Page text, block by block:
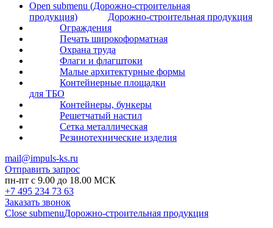
Open submenu (Дорожно-строительная
продукция)
Дорожно-строительная продукция
Ограждения
Печать широкоформатная
Охрана труда
Флаги и флагштоки
Малые архитектурные формы
Контейнерные площадки
для ТБО
Контейнеры, бункеры
Решетчатый настил
Сетка металлическая
Резинотехнические изделия
mail@impuls-ks.ru
Отправить запрос
пн-пт с 9.00 до 18.00 МСК
+7 495 234 73 63
Заказать звонок
Close submenuДорожно-строительная продукция